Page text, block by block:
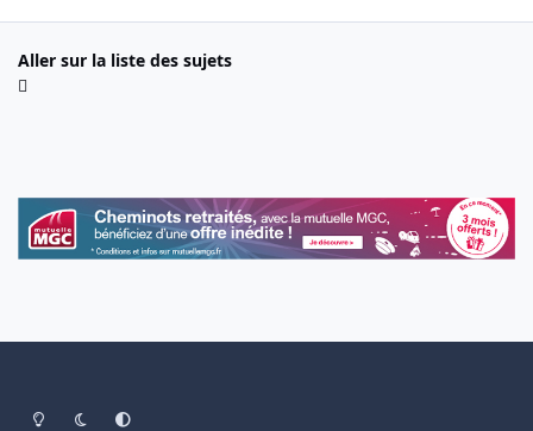
Aller sur la liste des sujets
Light ModeDark ModeSystem Preference